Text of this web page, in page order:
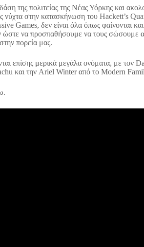
της πολιτείας της Νέας Υόρκης και
νύχτα στην κατασκήνωση του Hackett’s
Games, δεν είναι όλα όπως φαίνονται
ώστε να προσπαθήσουμε να τους σώσουμε
πορεία μας.
επίσης μερικά μεγάλα ονόματα, με τον
και την Ariel Winter από το Modern